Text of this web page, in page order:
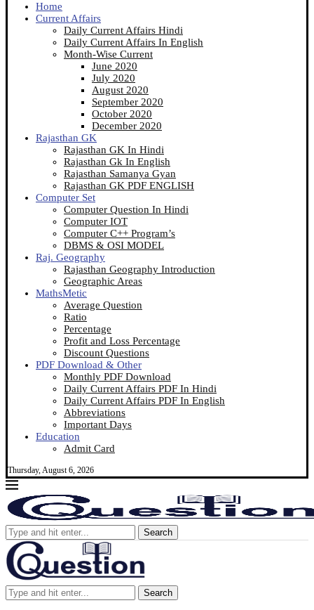
Home
Current Affairs
Daily Current Affairs Hindi
Daily Current Affairs In English
Month-Wise Current
June 2020
July 2020
August 2020
September 2020
October 2020
December 2020
Rajasthan GK
Rajasthan GK In Hindi
Rajasthan Gk In English
Rajasthan Samanya Gyan
Rajasthan GK PDF ENGLISH
Computer Set
Computer Question In Hindi
Computer IOT
Computer C++ Program’s
DBMS & OSI MODEL
Raj. Geography
Rajasthan Geography Introduction
Geographic Areas
MathsMetic
Average Question
Ratio
Percentage
Profit and Loss Percentage
Discount Questions
PDF Download & Other
Monthly PDF Download
Daily Current Affairs PDF In Hindi
Daily Current Affairs PDF In English
Abbreviations
Important Days
Education
Admit Card
Thursday, August 6, 2026
Search
Search